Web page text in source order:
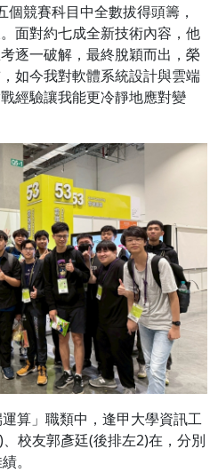
競賽科目中全數拔得頭籌，
面對約七成全新技術內容，他
逐一破解，最終脫穎而出，榮
如今我對軟體系統設計與雲端
經驗讓我能更冷靜地應對變
算」職類中，逢甲大學資訊工
校友郭彥廷(後排左2)在，分別
。